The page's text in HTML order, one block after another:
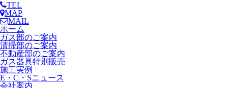
TEL
MAP
MAIL
ホーム
ガス部のご案内
清掃部のご案内
不動産部のご案内
ガス器具特別販売
施工実例
E・C・Sニュース
会社案内